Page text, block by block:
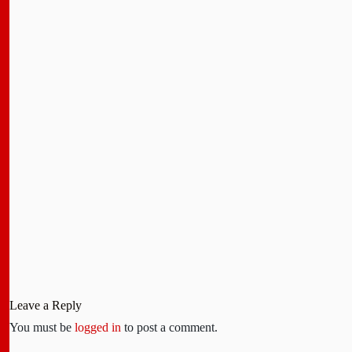
Leave a Reply
You must be logged in to post a comment.